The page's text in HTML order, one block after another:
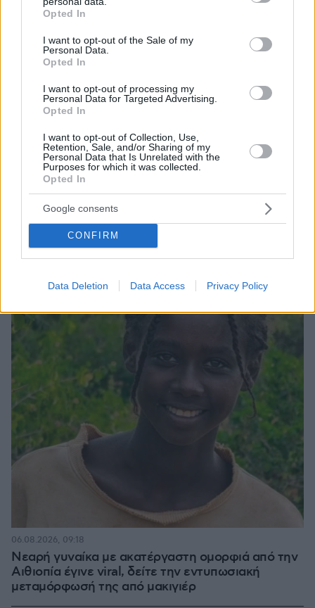
grant or deny consent to Google and its third-party tags to
use your data for below specified purposes in below Google
consent section.
Opted In
I want to opt-out of the Sale of my
Personal Data.
Opted In
I want to opt-out of processing my
Personal Data for Targeted Advertising.
Opted In
I want to opt-out of Collection, Use,
Retention, Sale, and/or Sharing of my
Personal Data that Is Unrelated with the
Purposes for which it was collected.
Opted In
Google consents
CONFIRM
Data Deletion Data Access Privacy Policy
Πήγαν να κλέψουν καλώδια στον Άγιο Στέφανο, ο
ένας έπαθε ηλεκτροπληξία και έπεσε από ύψος, οι
δύο συνεργοί του τον παράτησαν νεκρό σε
αυτοκίνητο
06.08.2026, 12:10
Νεαρή γυναίκα με ακατέργαστη ομορφιά από την
Αιθιοπία έγινε viral, δείτε την εντυπωσιακή
μεταμόρφωσή της από μακιγιέρ
06.08.2026, 09:18